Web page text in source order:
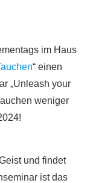
im Haus
“ einen
„Unleash your
weniger
und findet
ist das